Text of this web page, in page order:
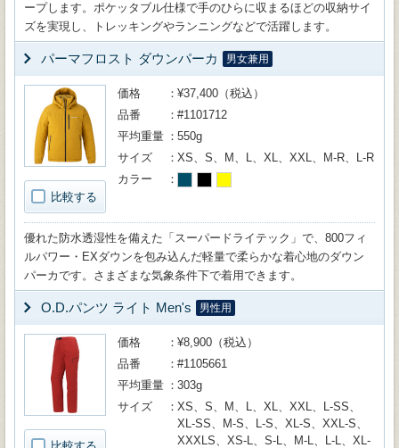
ープします。ポケッタブル仕様で手のひらに収まるほどの収納サイ
ズを実現し、トレッキングやランニングなどで活躍します。
パーマフロスト ダウンパーカ 男女兼用
比較する
価格
¥37,400（税込）
品番
#1101712
平均重量
550g
サイズ
XS、S、M、L、XL、XXL、M-R、L-R
カラー
優れた防水透湿性を備えた「スーパードライテック」で、800フィ
ルパワー・EXダウンを包み込んだ軽量で柔らかな着心地のダウン
パーカです。さまざまな気象条件下で着用できます。
O.D.パンツ ライト Men's 男性用
価格
¥8,900（税込）
品番
#1105661
平均重量
303g
サイズ
XS、S、M、L、XL、XXL、L-SS、
XL-SS、M-S、L-S、XL-S、XXL-S、
XXXLS、XS-L、S-L、M-L、L-L、XL-